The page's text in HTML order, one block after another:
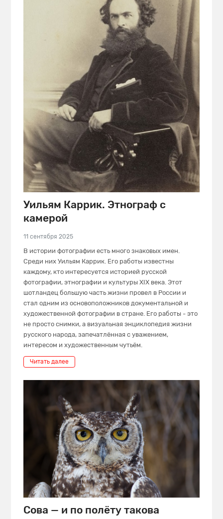
Уильям Каррик. Этнограф с
камерой
11 сентября 2025
В истории фотографии есть много знаковых имен.
Среди них Уильям Каррик. Его работы известны
каждому, кто интересуется историей русской
фотографии, этнографии и культуры XIX века. Этот
шотландец большую часть жизни провел в России и
стал одним из основоположников документальной и
художественной фотографии в стране. Его работы - это
не просто снимки, а визуальная энциклопедия жизни
русского народа, запечатлённая с уважением,
интересом и художественным чутьём.
Читать далее
Сова — и по полёту такова